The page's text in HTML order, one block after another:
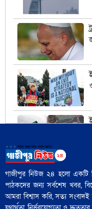
গাজীপুর নিউজ ২৪ হলো একটি
পাঠকদের জন্য সর্বশেষ খবর,
আমরা বিশ্বাস করি, সত্য সংবাদই